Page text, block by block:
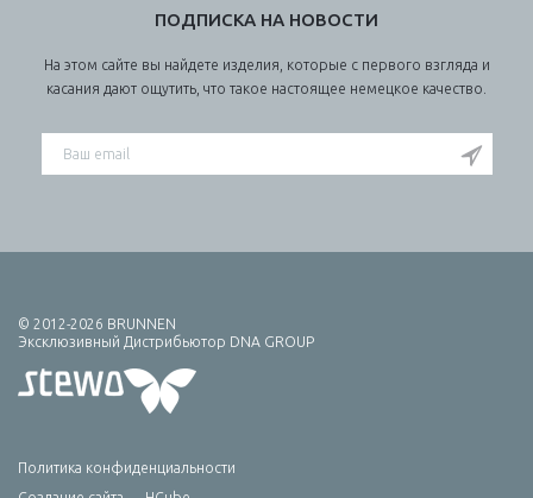
ПОДПИСКА НА НОВОСТИ
На этом сайте вы найдете изделия, которые с первого взгляда и
касания дают ощутить, что такое настоящее немецкое качество.
© 2012-2026 BRUNNEN
Эксклюзивный Дистрибьютор DNA GROUP
Политика конфиденциальности